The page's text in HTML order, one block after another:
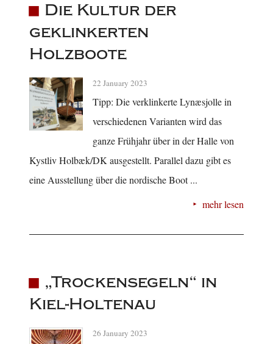
Die Kultur der
geklinkerten
Holzboote
22 January 2023
Tipp: Die verklinkerte Lynæsjolle in
verschiedenen Varianten wird das
ganze Frühjahr über in der Halle von
Kystliv Holbæk/DK ausgestellt. Parallel dazu gibt es
eine Ausstellung über die nordische Boot ...
mehr lesen
„Trockensegeln“ in
Kiel-Holtenau
26 January 2023